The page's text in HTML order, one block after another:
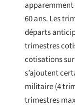
60 ans. Les
départs
trimestres
cotisations
s’ajoutent
militaire (4
trimestres